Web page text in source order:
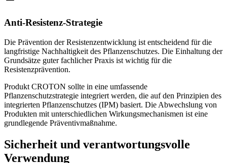
Anti-Resistenz-Strategie
Die Prävention der Resistenzentwicklung ist entscheidend für die
langfristige Nachhaltigkeit des Pflanzenschutzes. Die Einhaltung der
Grundsätze guter fachlicher Praxis ist wichtig für die
Resistenzprävention.
Produkt CROTON sollte in eine umfassende
Pflanzenschutzstrategie integriert werden, die auf den Prinzipien des
integrierten Pflanzenschutzes (IPM) basiert. Die Abwechslung von
Produkten mit unterschiedlichen Wirkungsmechanismen ist eine
grundlegende Präventivmaßnahme.
Sicherheit und verantwortungsvolle
Verwendung